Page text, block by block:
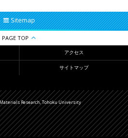
Sitemap
PAGE TOP
アクセス
サイトマップ
Research, Tohoku University